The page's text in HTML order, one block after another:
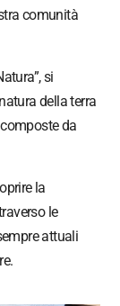
comunità
si
della terra
da
la
le
attuali